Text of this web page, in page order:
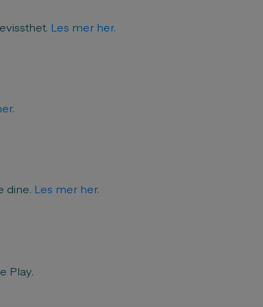
Les mer her.
dine. Les mer her.
Play.